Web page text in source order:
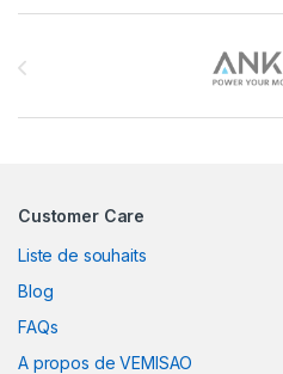
Customer Care
Liste de souhaits
Blog
FAQs
A propos de VEMISAO